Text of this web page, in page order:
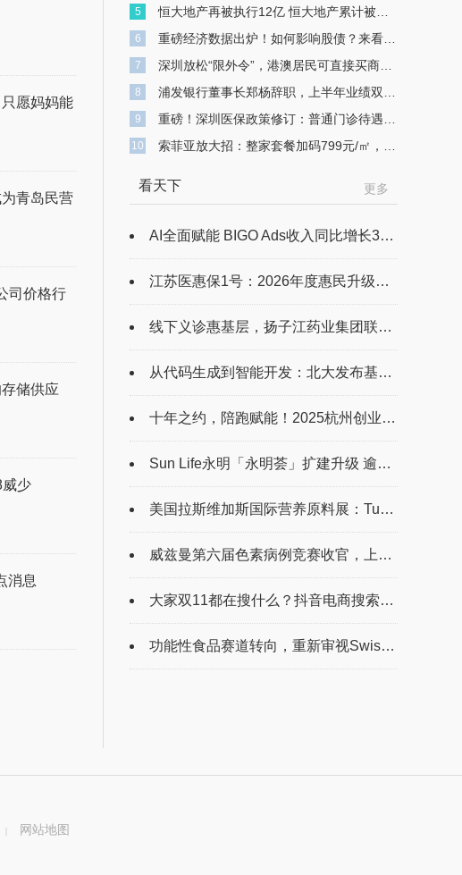
愿妈妈能
青岛民营
司价格行
储供应
少
消息
5 恒大地产再被执行12亿 恒大地产累计被执行超549亿
6 重磅经济数据出炉！如何影响股债？来看解读
7 深圳放松“限外令”，港澳居民可直接买商办物业，中介：有人连夜冒雨买楼
8 浦发银行董事长郑杨辞职，上半年业绩双降，不良贷款余额743亿元
9 重磅！深圳医保政策修订：普通门诊待遇提升 高额医疗费用可“二次报销”
10 索菲亚放大招：整家套餐加码799元/㎡，打造高品质整家定制
看天下 更多
AI全面赋能 BIGO Ads收入同比增长33.1%
江苏医惠保1号：2026年度惠民升级！30元解锁双重医疗保障
线下义诊惠基层，扬子江药业集团联合国糖尿病日护航“糖友”健康
从代码生成到智能开发：北大发布基于昇腾平台软件开发解决方案
十年之约，陪跑赋能！2025杭州创业者大会邀您共赴创业嘉年华
Sun Life永明「永明荟」扩建升级 逾万尺维港空间重塑尊贵服务体验
美国拉斯维加斯国际营养原料展：TukLand科学营养理念引行业瞩目
威兹曼第六届色素病例竞赛收官，上海玫瑰展现卓越临床实力
大家双11都在搜什么？抖音电商搜索榜新鲜出炉
功能性食品赛道转向，重新审视Swisse的市场布局逻辑
网站地图